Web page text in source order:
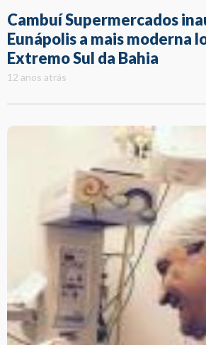
Cambuí Supermercados
Eunápolis a mais moderna
Extremo Sul da Bahia
12 anos atrás